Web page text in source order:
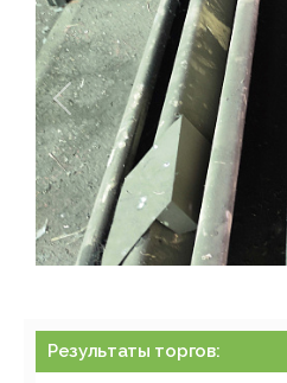
Результаты торгов: